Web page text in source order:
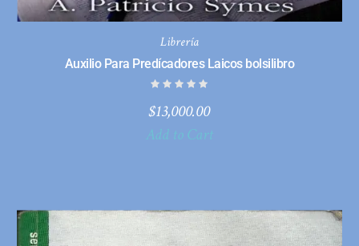
Librería
Auxilio Para Predícadores Laicos bolsilibro
$13,000.00
Add to Cart